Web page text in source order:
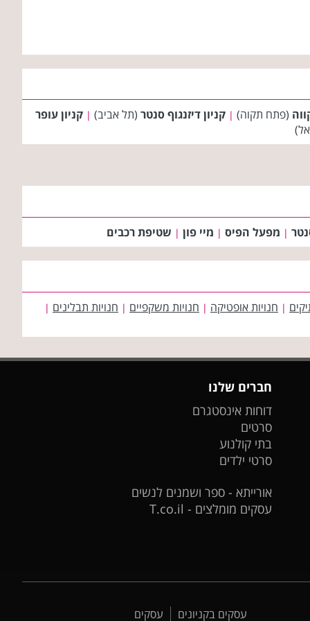
(פתח תקוה) | קניון דיזנגוף סנטר (תל אביב) | קניון עופר
| מפעל הפיס | מיי פון | שטיפת רכבים
| חנויות אופטיקה | חנויות משקפיים | חנויות תבלינים |
חברים שלנו
דוחות אינסטגרם
סרטים
בתי קולנוע
סרטי ילדים
אורייתא - ספר ושמנים לנשים
עסקים מומלצים - T.co.il
עסקים בקניונים עסקים